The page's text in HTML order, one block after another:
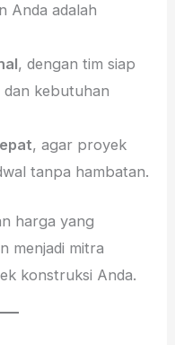
Anda adalah
, dengan tim siap
kebutuhan
, agar proyek
tanpa hambatan.
harga yang
menjadi mitra
konstruksi Anda.